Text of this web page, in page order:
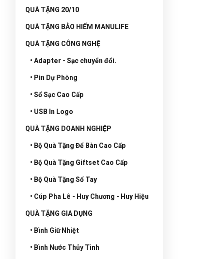
QUÀ TẶNG 20/10
QUÀ TẶNG BẢO HIỂM MANULIFE
QUÀ TẶNG CÔNG NGHỆ
• Adapter - Sạc chuyển đổi.
• Pin Dự Phòng
• Sổ Sạc Cao Cấp
• USB In Logo
QUÀ TẶNG DOANH NGHIỆP
• Bộ Quà Tặng Để Bàn Cao Cấp
• Bộ Quà Tặng Giftset Cao Cấp
• Bộ Quà Tặng Sổ Tay
• Cúp Pha Lê - Huy Chương - Huy Hiệu
QUÀ TẶNG GIA DỤNG
• Bình Giữ Nhiệt
• Bình Nước Thủy Tinh